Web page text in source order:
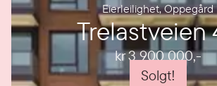
Eierleilighet,Oppegård
Trelastveien
kr 3 900 000,-
Solgt!